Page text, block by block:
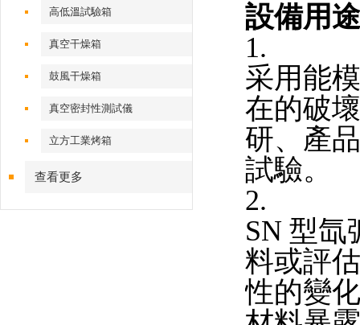
高低溫試驗箱
真空干燥箱
鼓風干燥箱
真空密封性測試儀
立方工業烤箱
查看更多
設備用
1.
采用能
在的破
研、產
試驗。
2.
SN 型
料或評
性的變